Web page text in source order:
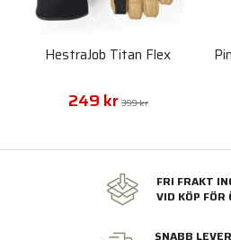
HestraJob Titan Flex
249 kr 399 kr
FRI FRAKT
VID KÖP
SNABB